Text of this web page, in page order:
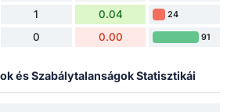
1 0.04 24
0 0.00 91
és Szabálytalanságok Statisztikái